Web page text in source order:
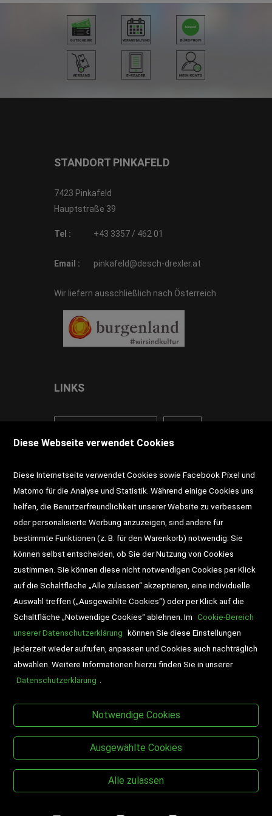
STANDORT PINKAFELD
7423 Pinkafeld
Hauptstraße 39
Tel : +43 3357 / 462 01
Email : pinkafeld@desch-drexler.at
Wir liefern ausschließlich nach Österreich
LINKS
DD-Magazin Buchtipps
Newsletter Schultaschen
Veranstaltungen
BESUCHEN SIE UNS
Diese Webseite verwendet Cookies
Diese Internetseite verwendet Cookies sowie Facebook Pixel und
Matomo für die Analyse und Statistik. Während einige Cookies uns
helfen, die Benutzerfreundlichkeit unserer Website zu verbessern
oder personalisierte Werbung anzuzeigen, sind andere für
bestimmte Funktionen (z. B. für den Warenkorb) notwendig. Sie
können selbst entscheiden, ob Sie der Nutzung von Cookies
zustimmen. Sie können diese nicht notwendigen Cookies per Klick
auf die Schaltfläche „Alle zulassen“ akzeptieren, eine individuelle
Auswahl treffen („Ausgewählte Cookies“) oder per Klick auf die
Schaltfläche „Notwendige Cookies“ ablehnen. Im Cookie-Bereich
unserer Datenschutzerklärung können Sie diese Einstellungen
jederzeit wieder aufrufen, anpassen und Cookies auch nachträglich
abwählen. Weitere Informationen hierzu finden Sie in unserer
Datenschutzerklärung
Notwendige Cookies
Ausgewählte Cookies
Alle zulassen